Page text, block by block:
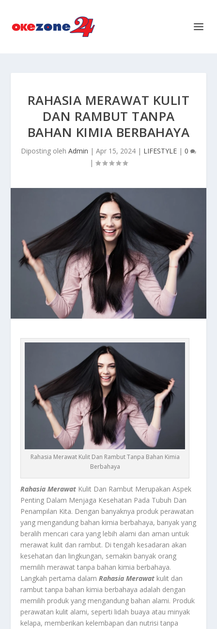
RAHASIA MERAWAT KULIT
DAN RAMBUT TANPA
BAHAN KIMIA BERBAHAYA
Diposting oleh Admin | Apr 15, 2024 | LIFESTYLE | 0
|
Rahasia Merawat Kulit Dan Rambut Tanpa Bahan Kimia
Berbahaya
Rahasia Merawat Kulit Dan Rambut Merupakan Aspek
Penting Dalam Menjaga Kesehatan Pada Tubuh Dan
Penampilan Kita. Dengan banyaknya produk perawatan
yang mengandung bahan kimia berbahaya, banyak yang
beralih mencari cara yang lebih alami dan aman untuk
merawat kulit dan rambut. Di tengah kesadaran akan
kesehatan dan lingkungan, semakin banyak orang
memilih merawat tanpa bahan kimia berbahaya.
Langkah pertama dalamRahasia Merawat kulit dan
rambut tanpa bahan kimia berbahaya adalah dengan
memilih produk yang mengandung bahan alami. Produk
perawatan kulit alami, seperti lidah buaya atau minyak
kelapa, memberikan kelembapan dan nutrisi tanpa